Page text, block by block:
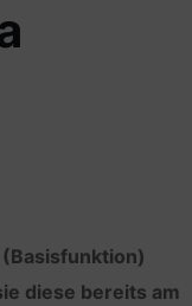
diese bereits am